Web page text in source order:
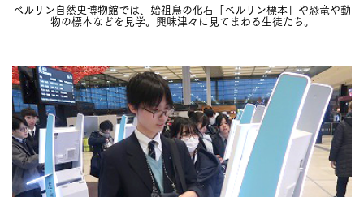
ベルリン自然史博物館では、始祖鳥の化石「ベルリン標本」や恐竜や動
物の標本などを見学。興味津々に見てまわる生徒たち。